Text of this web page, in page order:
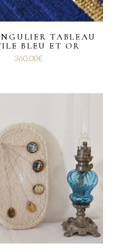
TABLEAU
BLEU ET OR
360.00€